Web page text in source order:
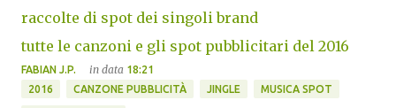
raccolte di spot dei singoli brand
tutte le canzoni e gli spot pubblicitari del 2016
FABIAN J.P. in data 18:21
2016
CANZONE PUBBLICITÀ JINGLE MUSICA SPOT